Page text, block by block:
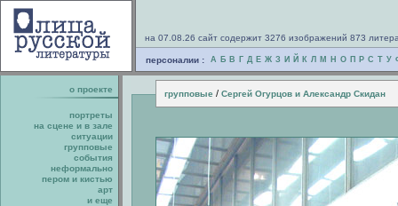
на 07.08.26 сайт содержит 3276 изображений 873
персоналии : А Б В Г Д Е Ж З И Й К Л М Н О П Р С Т У
о проекте групповые / Сергей Огурцов и Александр Скидан
портреты
на сцене и в зале
ситуации
групповые
события
неформально
пером и кистью
арт
и еще